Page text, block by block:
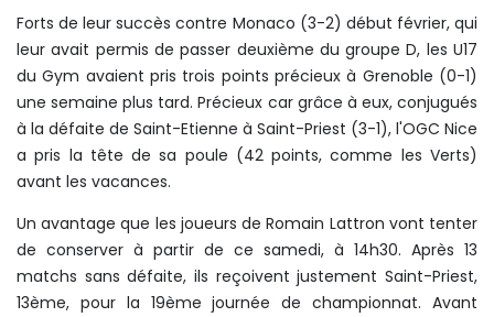
Forts de leur succès contre Monaco (3-2) début février, qui
leur avait permis de passer deuxième du groupe D, les U17
du Gym avaient pris trois points précieux à Grenoble (0-1)
une semaine plus tard. Précieux car grâce à eux, conjugués
à la défaite de Saint-Etienne à Saint-Priest (3-1), l'OGC Nice
a pris la tête de sa poule (42 points, comme les Verts)
avant les vacances.
Un avantage que les joueurs de Romain Lattron vont tenter
de conserver à partir de ce samedi, à 14h30. Après 13
matchs sans défaite, ils reçoivent justement Saint-Priest,
13ème, pour la 19ème journée de championnat. Avant